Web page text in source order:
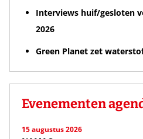
Interviews huif/gesloten
2026
Green Planet zet
Evenementen
15 augustus 2026